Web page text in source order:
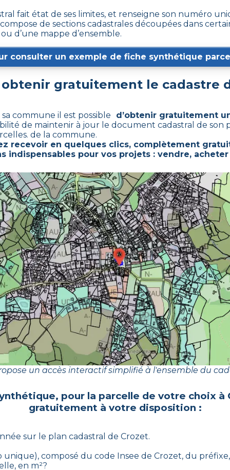
fait état de ses limites, et renseigne son numéro
de sections cadastrales découpées dans
d’une mappe d’ensemble.
consulter un exemple de fiche synthétique
gratuitement le cadastre
sa commune il est possible d’obtenir gratuitement
de maintenir à jour le document cadastral de son
de la commune.
recevoir en quelques clics, complètement
indispensables pour vos projets : vendre,
un accès interactif simplifié à l'ensemble du
pour la parcelle de votre choix à
gratuitement à votre disposition :
sur le plan cadastral de Crozet.
composé du code Insee de Crozet, du
en m²?